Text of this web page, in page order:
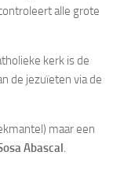
alle grote
kerk is de
de jezuïeten via de
maar een
Abascal.